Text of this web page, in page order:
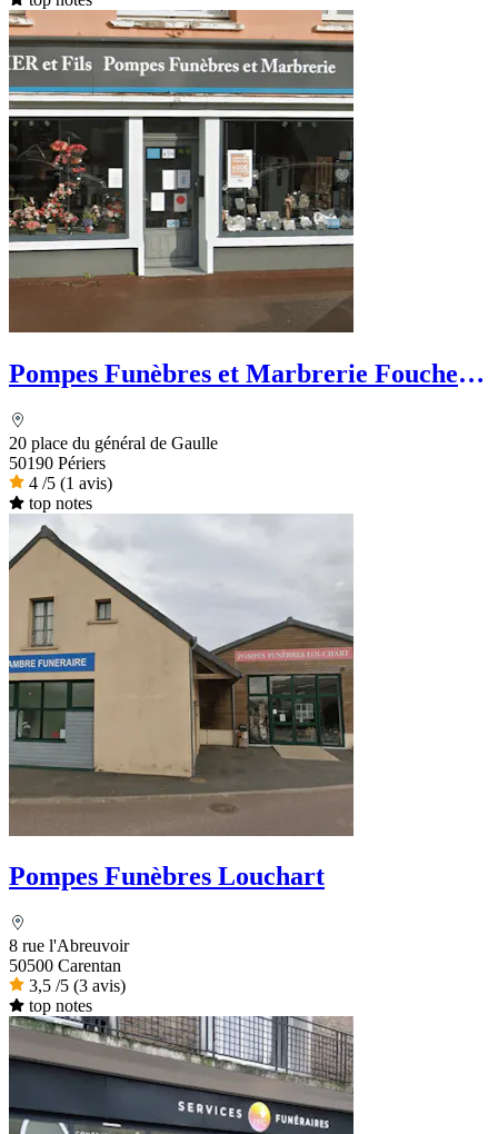
Pompes Funèbres et Marbrerie Foucher
20 place du général de Gaulle
50190 Périers
4 /5 (1 avis)
top notes
Pompes Funèbres Louchart
8 rue l'Abreuvoir
50500 Carentan
3,5 /5 (3 avis)
top notes